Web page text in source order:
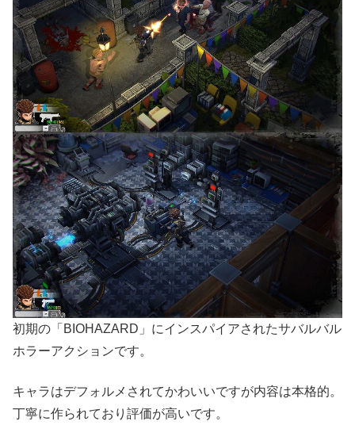
初期の「BIOHAZARD」にインスパイアされたサバルバル
ホラーアクションです。
キャラはデフォルメされてかわいいですが内容は本格的。
丁寧に作られており評価が高いです。